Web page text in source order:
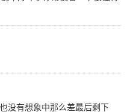
没有想象中那么差最后剩下